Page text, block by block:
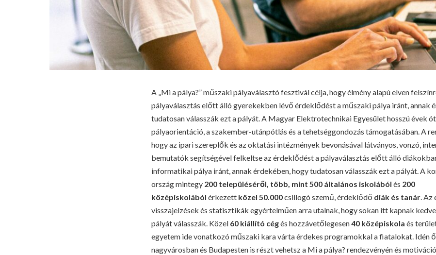
A „Mi a pálya?” műszaki pályaválasztó fesztivál célja, hogy élmény alapú elven
pályaválasztás előtt álló gyerekekben lévő érdeklődést a műszaki pálya iránt, annak
tudatosan válasszák ezt a pályát.A Magyar Elektrotechnikai Egyesület hosszú évek
pályaorientáció, a szakember-utánpótlás és a tehetséggondozás támogatásában. A
hogy az ipari szereplők és az oktatási intézmények bevonásával látványos, vonzó,
bemutatók segítségével felkeltse az érdeklődést a pályaválasztás előtt álló
informatikai pálya iránt, annak érdekében, hogy tudatosan válasszák ezt a pályát.A
ország mintegy 200 településéről, több, mint 500 általános iskolából és 200
középiskolából érkezett közel 50.000csillogó szemű, érdeklődő diák és tanár. Az
visszajelzések és statisztikák egyértelműen arra utalnak, hogy sokan itt kapnak
pályát válasszák. Közel 60 kiállító cégés hozzávetőlegesen40 középiskola és
egyetem ide vonatkozó műszaki kara várta érdekes programokkal a fiatalokat. Idén
nagyvárosban és Budapesten is részt vehetsz a Mi a pálya? rendezvényén és